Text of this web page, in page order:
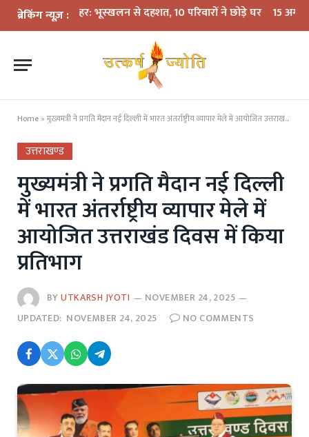
ब्रेकिंग न्यूज़ :
कहर: भूस्खलन से दहशत, 10 परिवारों ने छोड़े घर 15 अगस्त तक LPG
Home »मुख्यमंत्री ने प्रगति मैदान नई दिल्ली में भारत अंतर्राष्ट्रीय व्यापार मेले में आयोजित उत्तराखंड दिवस में किया प्रतिभाग
उत्तराखण्ड
मुख्यमंत्री ने प्रगति मैदान नई दिल्ली
में भारत अंतर्राष्ट्रीय व्यापार मेले में
आयोजित उत्तराखंड दिवस में किया
प्रतिभाग
BYUTKARSH JYOTI
NOVEMBER 24, 2025
UPDATED: NOVEMBER 24, 2025 NO COMMENTS